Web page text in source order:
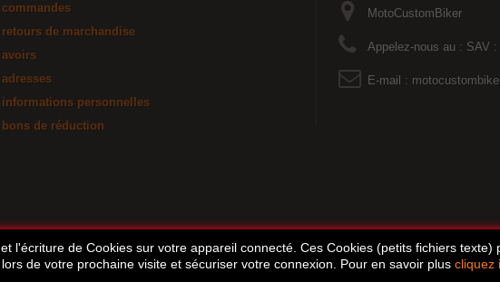
commandes
retours de marchandise
avoirs
adresses
informations personnelles
bons de réduction
MotoCustomBiker
Appelez-nous au : SAV :
E-mail :
l'écriture de Cookies sur votre appareil connecté. Ces Cookies (petits fichiers texte)
de votre prochaine visite et sécuriser votre connexion. Pour en savoir plus cliquez